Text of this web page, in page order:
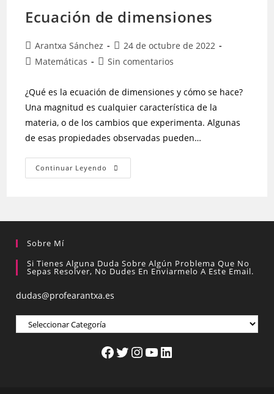
Ecuación de dimensiones
Arantxa Sánchez
24 de octubre de 2022
Matemáticas
Sin comentarios
¿Qué es la ecuación de dimensiones y cómo se hace?
Una magnitud es cualquier característica de la
materia, o de los cambios que experimenta. Algunas
de esas propiedades observadas pueden…
Continuar Leyendo
Sobre Mí
Si Tienes Alguna Duda Sobre Algún Problema Que No
Sepas Resolver, No Dudes En Enviarmelo A Este Email.
dudas@profearantxa.es